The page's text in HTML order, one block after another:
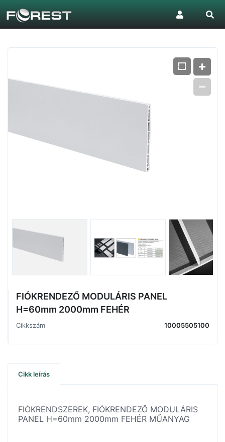
FIÓKRENDEZŐ MODULÁRIS PANEL
H=60mm 2000mm FEHÉR
Cikkszám 10005505100
Cikk leírás
FIÓKRENDSZEREK, FIÓKRENDEZŐ MODULÁRIS
PANEL H=60mm 2000mm FEHÉR MŰANYAG